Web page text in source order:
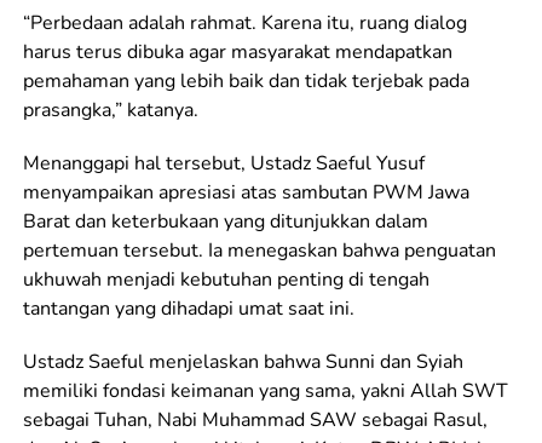
“Perbedaan adalah rahmat. Karena itu, ruang dialog
harus terus dibuka agar masyarakat mendapatkan
pemahaman yang lebih baik dan tidak terjebak pada
prasangka,” katanya.
Menanggapi hal tersebut, Ustadz Saeful Yusuf
menyampaikan apresiasi atas sambutan PWM Jawa
Barat dan keterbukaan yang ditunjukkan dalam
pertemuan tersebut. Ia menegaskan bahwa penguatan
ukhuwah menjadi kebutuhan penting di tengah
tantangan yang dihadapi umat saat ini.
Ustadz Saeful menjelaskan bahwa Sunni dan Syiah
memiliki fondasi keimanan yang sama, yakni Allah SWT
sebagai Tuhan, Nabi Muhammad SAW sebagai Rasul,